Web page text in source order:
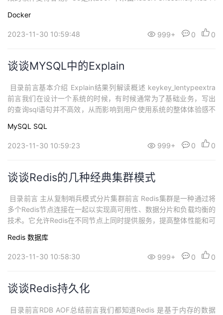
s Cox等人，并最终于2009年11月开源，在2012年早些时候...
Docker
2023-11-30 10:59:48 999+ 0 0
谈谈MYSQL中的Explain
​ 目录前言基本介绍 Explain结果列解读概述 keykey_lentypeextra
前言我们在设计一个系统的时候，有时候通常为了基础业务，写出
的查询sql语句并不高效，从而影响到用户使用系统的整体体验感不
的功能，可以在MySQL的系统配置文件中开启这个慢日志的功能，
并且也可以设置SQL执行超过多少时间来记录到一个日志文件中，...
MySQL SQL
2023-11-30 10:59:23 999+ 0 0
谈谈Redis的几种经典集群模式
​ 目录前言 主从复制哨兵模式分片集群前言 Redis集群是一种通过将
多个Redis节点连接在一起以实现高可用性、数据分片和负载均衡的
技术。它允许Redis在不同节点上同时提供服务，提高整体性能和可
Redis分片集群。这些都是目前主流经典的集群模式，redis做集群的
好处：采用Redis集群方案解决单点故障问题对于高并发读写请求...
Redis 数据库
2023-11-30 10:58:30 999+ 0 0
谈谈Redis持久化
​ 目录前言RDB AOF总结前言我们都知道Redis 是基于内存的数据